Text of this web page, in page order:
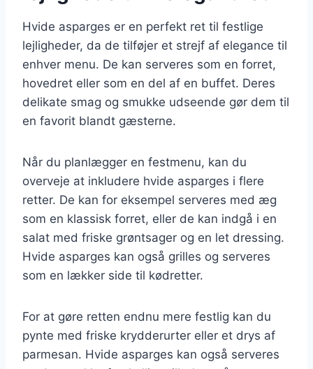
Hvide asparges er en perfekt ret til festlige
lejligheder, da de tilføjer et strejf af elegance til
enhver menu. De kan serveres som en forret,
hovedret eller som en del af en buffet. Deres
delikate smag og smukke udseende gør dem til
en favorit blandt gæsterne.
Når du planlægger en festmenu, kan du
overveje at inkludere hvide asparges i flere
retter. De kan for eksempel serveres med æg
som en klassisk forret, eller de kan indgå i en
salat med friske grøntsager og en let dressing.
Hvide asparges kan også grilles og serveres
som en lækker side til kødretter.
For at gøre retten endnu mere festlig kan du
pynte med friske krydderurter eller et drys af
parmesan. Hvide asparges kan også serveres